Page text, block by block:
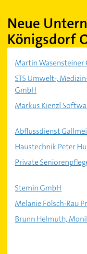
Neue
Königsdorf
Martin
STS Umwelt-,
GmbH
Markus Kienzl
Abflussdienst
Haustechnik Peter
Private
Stemin GmbH
Melanie Fölsch-Rau
Brunn Helmuth,